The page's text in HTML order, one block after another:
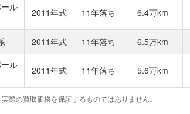
ル
2011年式 11年落ち 6.4万km
2011年式 11年落ち 6.5万km
ル
2011年式 11年落ち 5.6万km
際の買取価格を保証するものではありません。